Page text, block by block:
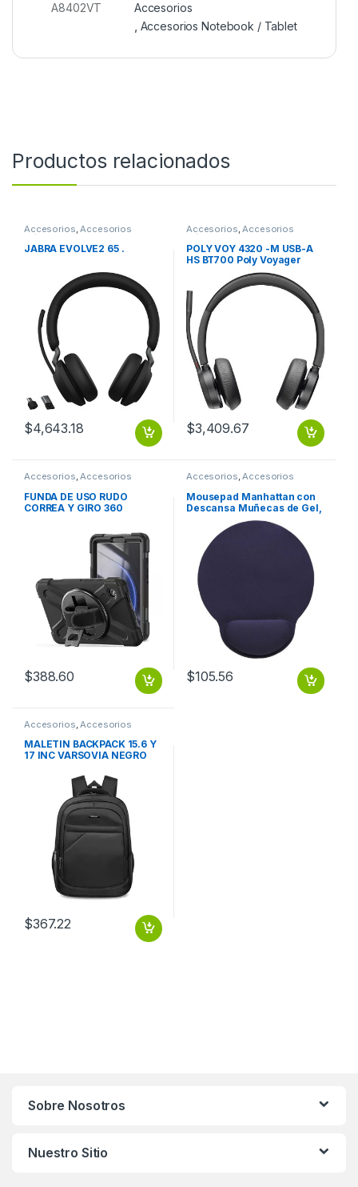
A8402VT
Accesorios
Accesorios Notebook / Tablet
Productos relacionados
Accesorios Accesorios
Música
JABRA EVOLVE2 65 .
$4,643.18
Accesorios Accesorios
Música
POLY VOY 4320 -M USB-A
HS BT700 Poly Voyager
4320 Microsoft Teams
Certified USB-A Headset
+BT700 dongle (218475-
02)
$3,409.67
Accesorios,Accesorios
Notebook / Tablet
FUNDA DE USO RUDO
CORREA Y GIRO 360
$388.60
Accesorios,Accesorios
Mousepad Manhattan con
Descansa Muñecas de Gel,
20x24cm, Grosor 4mm,
Azul Marino TIPO GEL
ERGONOMICO AZUL
MARINO
$105.56
Accesorios Accesorios
Notebook / Tablet
MALETIN BACKPACK 15.6 Y
17 INC VARSOVIA NEGRO
$367.22
Sobre Nosotros
Nuestro Sitio